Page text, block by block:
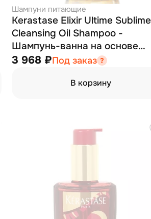
Шампуни питающие
Kerastase Elixir Ultime Sublime
Cleansing Oil Shampoo -
Шампунь-ванна на основе
масел 250 мл
3 968 ₽Под заказ
В корзину